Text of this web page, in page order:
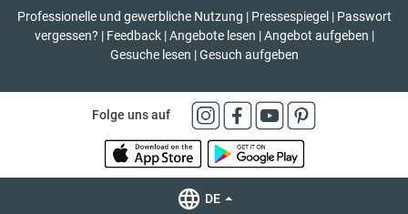
Professionelle und gewerbliche Nutzung | Pressespiegel | Passwort
vergessen? | Feedback | Angebote lesen | Angebot aufgeben |
Gesuche lesen | Gesuch aufgeben
Folge uns auf
DE